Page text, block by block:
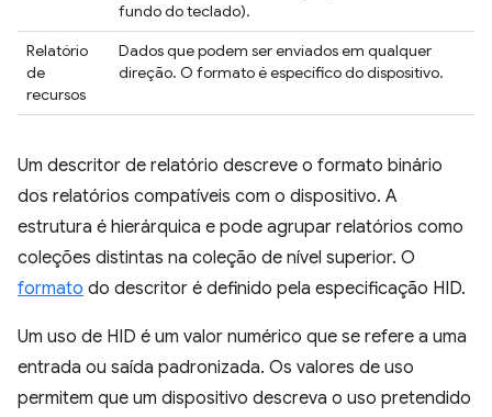
fundo do teclado).
Relatório
de
recursos
Dados que podem ser enviados em qualquer
direção. O formato é específico do dispositivo.
Um descritor de relatório descreve o formato binário
dos relatórios compatíveis com o dispositivo. A
estrutura é hierárquica e pode agrupar relatórios como
coleções distintas na coleção de nível superior. O
formato do descritor é definido pela especificação HID.
Um uso de HID é um valor numérico que se refere a uma
entrada ou saída padronizada. Os valores de uso
permitem que um dispositivo descreva o uso pretendido